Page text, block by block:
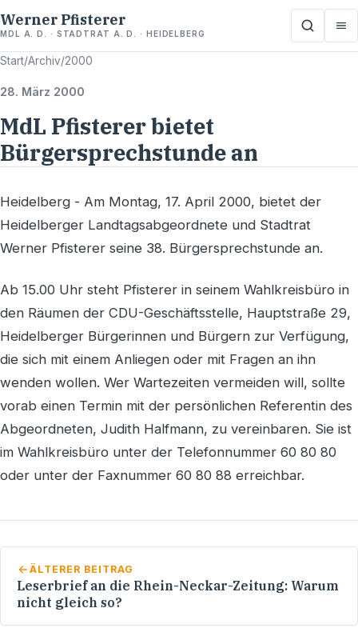
Werner Pfisterer
MDL A. D. · STADTRAT A. D. · HEIDELBERG
Start/Archiv/2000
28. März 2000
MdL Pfisterer bietet
Bürgersprechstunde an
Heidelberg - Am Montag, 17. April 2000, bietet der
Heidelberger Landtagsabgeordnete und Stadtrat
Werner Pfisterer seine 38. Bürgersprechstunde an.
Ab 15.00 Uhr steht Pfisterer in seinem Wahlkreisbüro in
den Räumen der CDU-Geschäftsstelle, Hauptstraße 29,
Heidelberger Bürgerinnen und Bürgern zur Verfügung,
die sich mit einem Anliegen oder mit Fragen an ihn
wenden wollen. Wer Wartezeiten vermeiden will, sollte
vorab einen Termin mit der persönlichen Referentin des
Abgeordneten, Judith Halfmann, zu vereinbaren. Sie ist
im Wahlkreisbüro unter der Telefonnummer 60 80 80
oder unter der Faxnummer 60 80 88 erreichbar.
ÄLTERER BEITRAG
Leserbrief an die Rhein-Neckar-Zeitung: Warum
nicht gleich so?